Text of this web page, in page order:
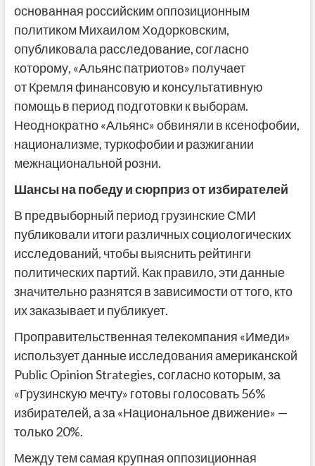
основанная российским оппозиционным
политиком Михаилом Ходорковским,
опубликовала расследование, согласно
которому, «Альянс патриотов» получает
от Кремля финансовую и консультативную
помощь в период подготовки к выборам.
Неоднократно «Альянс» обвиняли в ксенофобии,
национализме, туркофобии и разжигании
межнациональной розни.
Шансы напобеду исюрприз отизбирателей
В предвыборный период грузинские СМИ
публиковали итоги различных социологических
исследований, чтобы выяснить рейтинги
политических партий. Как правило, эти данные
значительно разнятся в зависимости от того, кто
их заказывает и публикует.
Проправительственная телекомпания «Имеди»
использует данные исследования американской
Public Opinion Strategies, согласно которым, за
«Грузинскую мечту» готовы голосовать 56%
избирателей, а за «Национальное движение» —
только 20%.
Между тем самая крупная оппозиционная